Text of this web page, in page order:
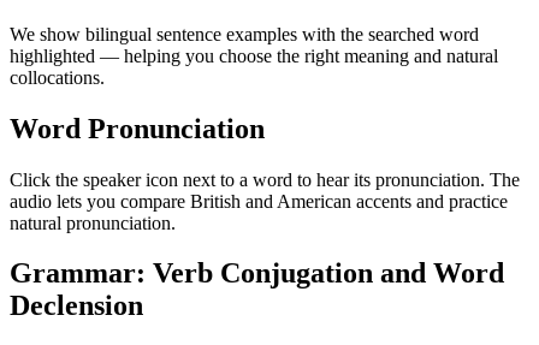
We show bilingual sentence examples with the searched word
highlighted — helping you choose the right meaning and natural
collocations.
Word Pronunciation
Click the speaker icon next to a word to hear its pronunciation. The
audio lets you compare British and American accents and practice
natural pronunciation.
Grammar: Verb Conjugation and Word
Declension